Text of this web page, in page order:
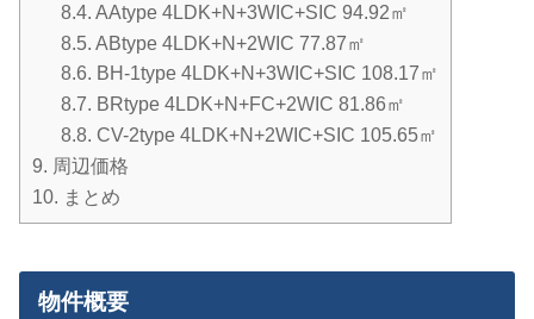
8.4. AAtype 4LDK+N+3WIC+SIC 94.92㎡
8.5. ABtype 4LDK+N+2WIC 77.87㎡
8.6. BH-1type 4LDK+N+3WIC+SIC 108.17㎡
8.7. BRtype 4LDK+N+FC+2WIC 81.86㎡
8.8. CV-2type 4LDK+N+2WIC+SIC 105.65㎡
9. 周辺価格
10. まとめ
物件概要